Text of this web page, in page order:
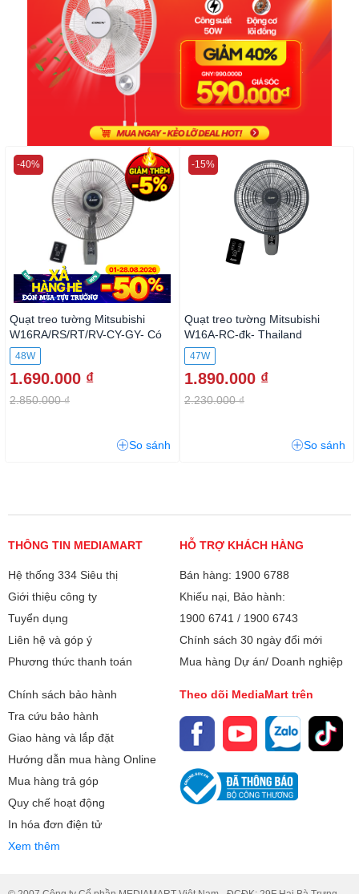
Quạt treo tường Mitsubishi
W16RA/RS/RT/RV-CY-GY- Có
điều khiển
48W
1.690.000 ₫
2.850.000 ₫
-40%
So sánh
Quạt treo tường Mitsubishi
W16A-RC-đk- Thailand
47W
1.890.000 ₫
2.230.000 ₫
-15%
So sánh
THÔNG TIN MEDIAMART
Hệ thống 334 Siêu thị
Giới thiệu công ty
Tuyển dụng
Liên hệ và góp ý
Phương thức thanh toán
HỖ TRỢ KHÁCH HÀNG
Bán hàng: 1900 6788
Khiếu nại, Bảo hành:
1900 6741 / 1900 6743
Chính sách 30 ngày đổi mới
Mua hàng Dự án/ Doanh nghiệp
Chính sách bảo hành
Tra cứu bảo hành
Giao hàng và lắp đặt
Hướng dẫn mua hàng Online
Mua hàng trả góp
Quy chế hoạt động
In hóa đơn điện tử
Xem thêm
Theo dõi MediaMart trên